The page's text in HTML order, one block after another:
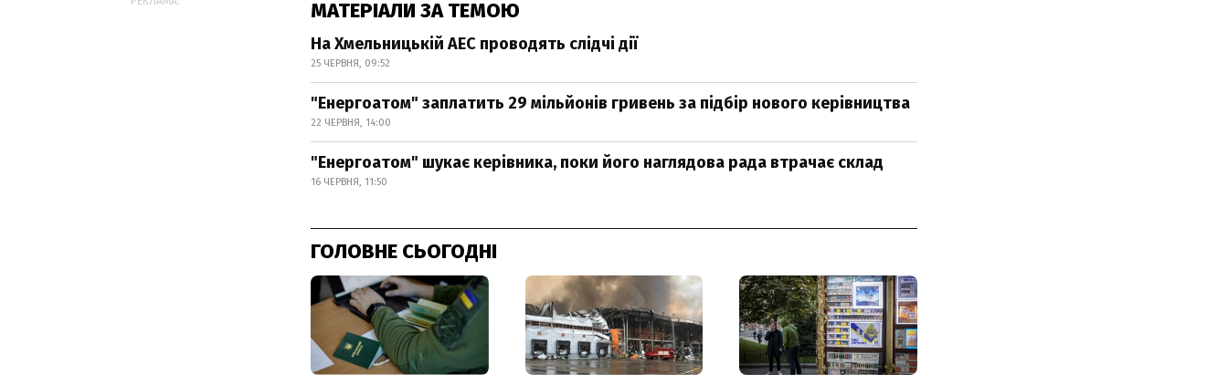
МАТЕРІАЛИ ЗА ТЕМОЮ
На Хмельницькій АЕС проводять слідчі дії
25 ЧЕРВНЯ, 09:52
"Енергоатом" заплатить 29 мільйонів гривень за підбір нового керівництва
22 ЧЕРВНЯ, 14:00
"Енергоатом" шукає керівника, поки його наглядова рада втрачає склад
16 ЧЕРВНЯ, 11:50
ГОЛОВНЕ СЬОГОДНІ